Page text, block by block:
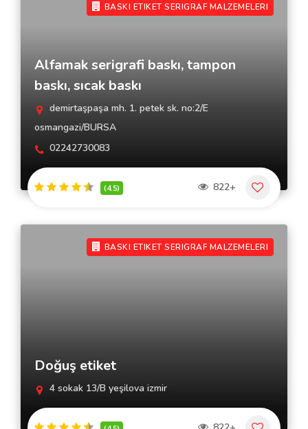
BASKI ETIKET SERIGRAF MALZEMELERI
Alfamak serigrafi baskı, tampon
baskı, sıcak baskı
demirtaşpaşa mh. 1. petek sk. no:2/E
osmangazi/BURSA
02242730083
(4.5) 822+
BASKI ETIKET SERIGRAF MALZEMELERI
Doğuş etiket
4 sokak 13/B yeşilova izmir